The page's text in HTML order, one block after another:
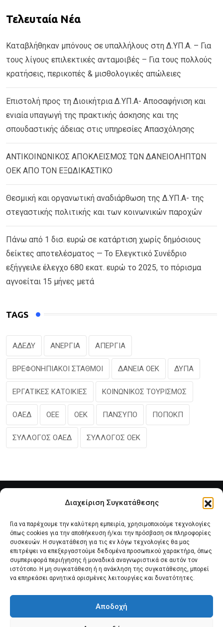
Διαχείριση Συγκατάθεσης
Για να παρέχουμε την καλύτερη εμπειρία, χρησιμοποιούμε τεχνολογίες
όπως cookies για την αποθήκευση ή/και την πρόσβαση σε πληροφορίες
συσκευών. Η συγκατάθεση για τις εν λόγω τεχνολογίες θα μας
επιτρέψει να επεξεργαστούμε δεδομένα προσωπικού χαρακτήρα, όπως
συμπεριφορά περιήγησης ή μοναδικά αναγνωριστικά σε αυτόν τον
ιστότοπο. Η μη συγκατάθεση ή η ανάκληση της συγκατάθεσης, μπορεί
να επηρεάσει αρνητικά ορισμένες λειτουργίες και δυνατότητες.
Αποδοχή
Τελευταία Νέα
Καταβλήθηκαν μπόνους σε υπαλλήλους στη Δ.ΥΠ.Α. – Για
τους λίγους επιλεκτικές ανταμοιβές – Για τους πολλούς
κρατήσεις, περικοπές & μισθολογικές απώλειες
Επιστολή προς τη Διοικήτρια Δ.ΥΠ.Α- Αποσαφήνιση και
ενιαία υπαγωγή της πρακτικής άσκησης και της
σπουδαστικής άδειας στις υπηρεσίες Απασχόλησης
ΑΝΤΙΚΟΙΝΩΝΙΚΟΣ ΑΠΟΚΛΕΙΣΜΟΣ ΤΩΝ ΔΑΝΕΙΟΛΗΠΤΩΝ
ΟΕΚ ΑΠΟ ΤΟΝ ΕΞΩΔΙΚΑΣΤΙΚΟ
Θεσμική και οργανωτική αναδιάρθωση της Δ.ΥΠ.Α- της
στεγαστικής πολιτικής και των κοινωνικών παροχών
Πάνω από 1 δισ. ευρώ σε κατάρτιση χωρίς δημόσιους
δείκτες αποτελέσματος — Το Ελεγκτικό Συνέδριο
εξήγγειλε έλεγχο 680 εκατ. ευρώ το 2025, το πόρισμα
αγνοείται 15 μήνες μετά
TAGS
ΑΔΕΔΥ ΑΝΕΡΓΙΑ ΑΠΕΡΓΙΑ
ΒΡΕΦΟΝΗΠΙΑΚΟΙ ΣΤΑΘΜΟΙ ΔΑΝΕΙΑ ΟΕΚ ΔΥΠΑ
ΕΡΓΑΤΙΚΕΣ ΚΑΤΟΙΚΙΕΣ ΚΟΙΝΩΝΙΚΟΣ ΤΟΥΡΙΣΜΟΣ
ΟΑΕΔ ΟΕΕ ΟΕΚ ΠΑΝΣΥΠΟ ΠΟΠΟΚΠ
ΣΥΛΛΟΓΟΣ ΟΑΕΔ ΣΥΛΛΟΓΟΣ ΟΕΚ
Αρχική Νέα του Συλλόγου Θέματα e-Magazino
Πολιτική Cookies (ΕΕ)